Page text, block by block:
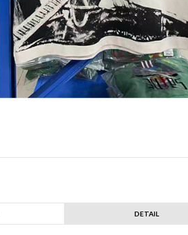
DETAIL